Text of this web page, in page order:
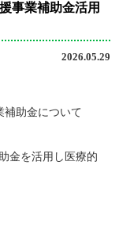
事業補助金活用
2026.05.29
助金について
金を活用し医療的